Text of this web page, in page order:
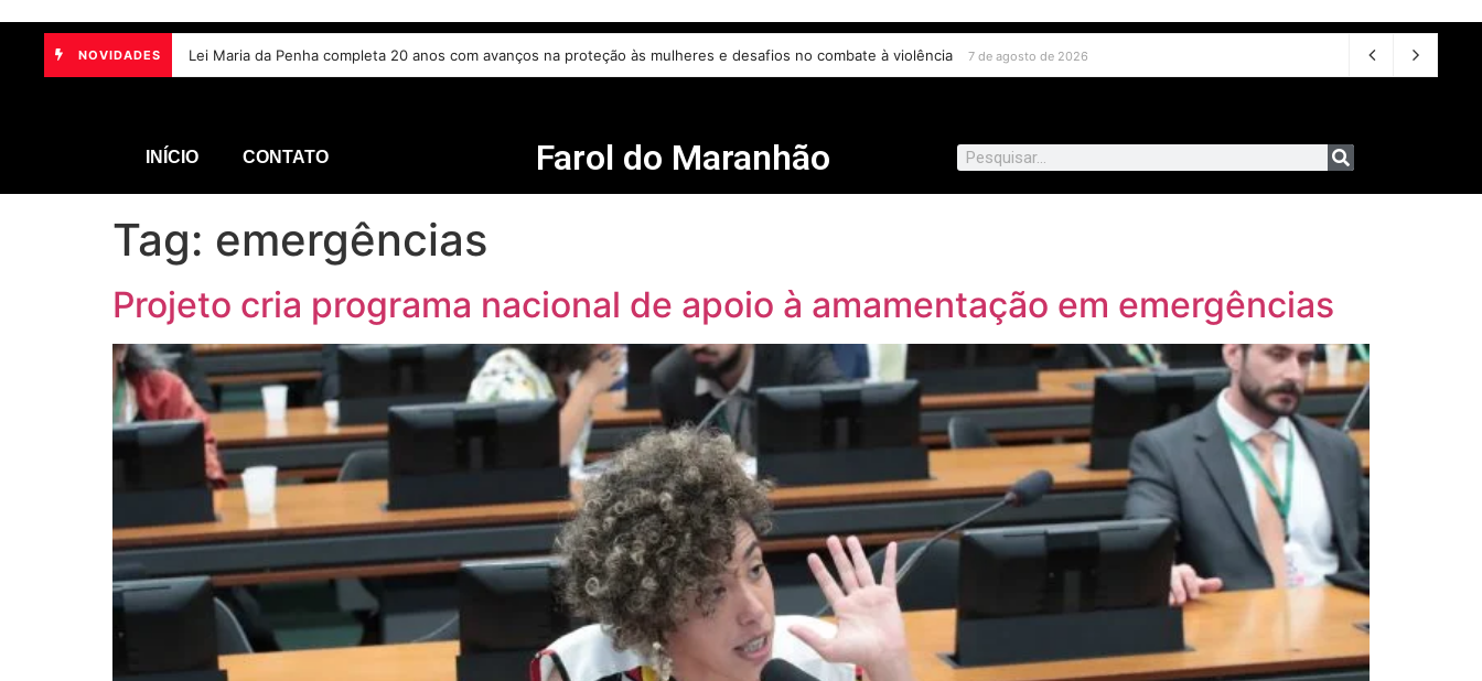
NOVIDADES Lei Maria da Penha completa 20 anos com avanços na proteção às mulheres e desafios no combate à violência 7 de agosto de 2026
INÍCIO CONTATO Farol do Maranhão
Tag: emergências
Projeto cria programa nacional de apoio à amamentação em emergências